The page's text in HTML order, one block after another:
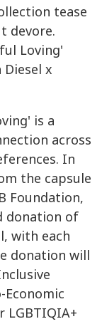
tease
devore.
Loving'
x
is a
across
In
the capsule
Foundation,
donation of
with each
donation will
Economic